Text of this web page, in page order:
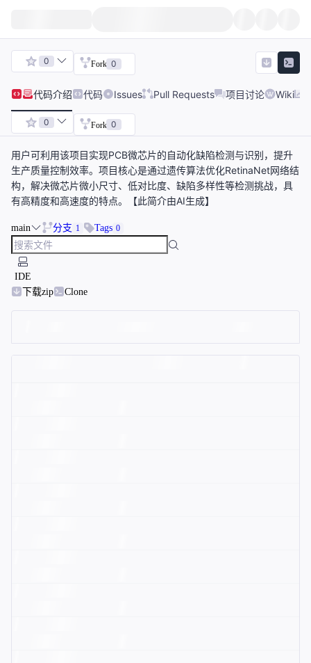
0 Fork 0
代码介绍 代码 Issues Pull Requests 项目讨论 Wiki
0 Fork 0
用户可利用该项目实现PCB微芯片的自动化缺陷检测与识别，提升
生产质量控制效率。项目核心是通过遗传算法优化RetinaNet网络结
构，解决微芯片微小尺寸、低对比度、缺陷多样性等检测挑战，具
有高精度和高速度的特点。【此简介由AI生成】
main 分支 1 Tags 0
IDE
下载zip
Clone